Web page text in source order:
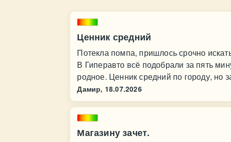
Ценник средний
Потекла помпа, пришлось срочно
В Гиперавто всё подобрали за пять
родное. Ценник средний по городу, но
Дамир, 18.07.2026
Магазину зачет.